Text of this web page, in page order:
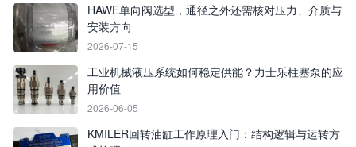
HAWE单向阀选型，通径之外还需核对压力、介质与
安装方向
2026-07-15
工业机械液压系统如何稳定供能？力士乐柱塞泵的应
用价值
2026-06-05
KMILER回转油缸工作原理入门：结构逻辑与运转方